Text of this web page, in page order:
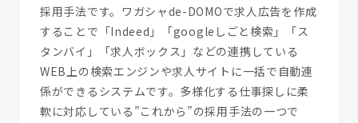
採用手法です。ワガシャde-DOMOで求人広告を作成
することで「Indeed」「googleしごと検索」「ス
タンバイ」「求人ボックス」などの連携している
WEB上の検索エンジンや求人サイトに一括で自動連
係ができるシステムです。多様化する仕事探しに柔
軟に対応している”これから”の採用手法の一つで